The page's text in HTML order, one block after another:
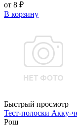
от 8 ₽
В корзину
Быстрый просмотр
Тест-полоски
Рош